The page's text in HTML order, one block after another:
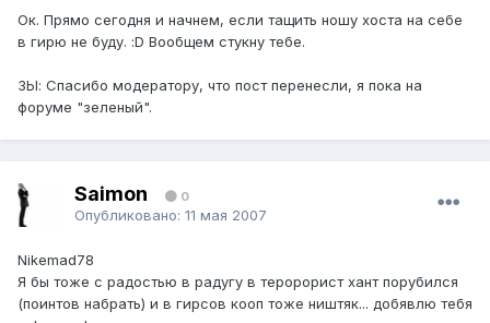
Ок. Прямо сегодня и начнем, если тащить ношу хоста на себе
в гирю не буду. :D Вообщем стукну тебе.
ЗЫ: Спасибо модератору, что пост перенесли, я пока на
форуме "зеленый".
Saimon 0
Опубликовано: 11 мая 2007
Nikemad78
Я бы тоже с радостью в радугу в теророрист хант порубился
(поинтов набрать) и в гирсов кооп тоже ништяк... добявлю тебя